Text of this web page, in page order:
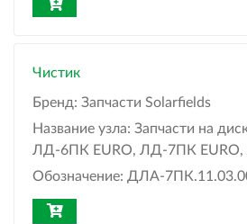
Чистик
Бренд: Запчасти Solarfields
Название узла: Запчасти на
ЛД-6ПК EURO, ЛД-7ПК
Обозначение: ДЛА-